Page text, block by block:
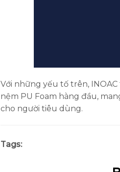
Với những yếu tố trên,
nệm PU Foam hàng đầu,
cho người tiêu dùng.
Tags: